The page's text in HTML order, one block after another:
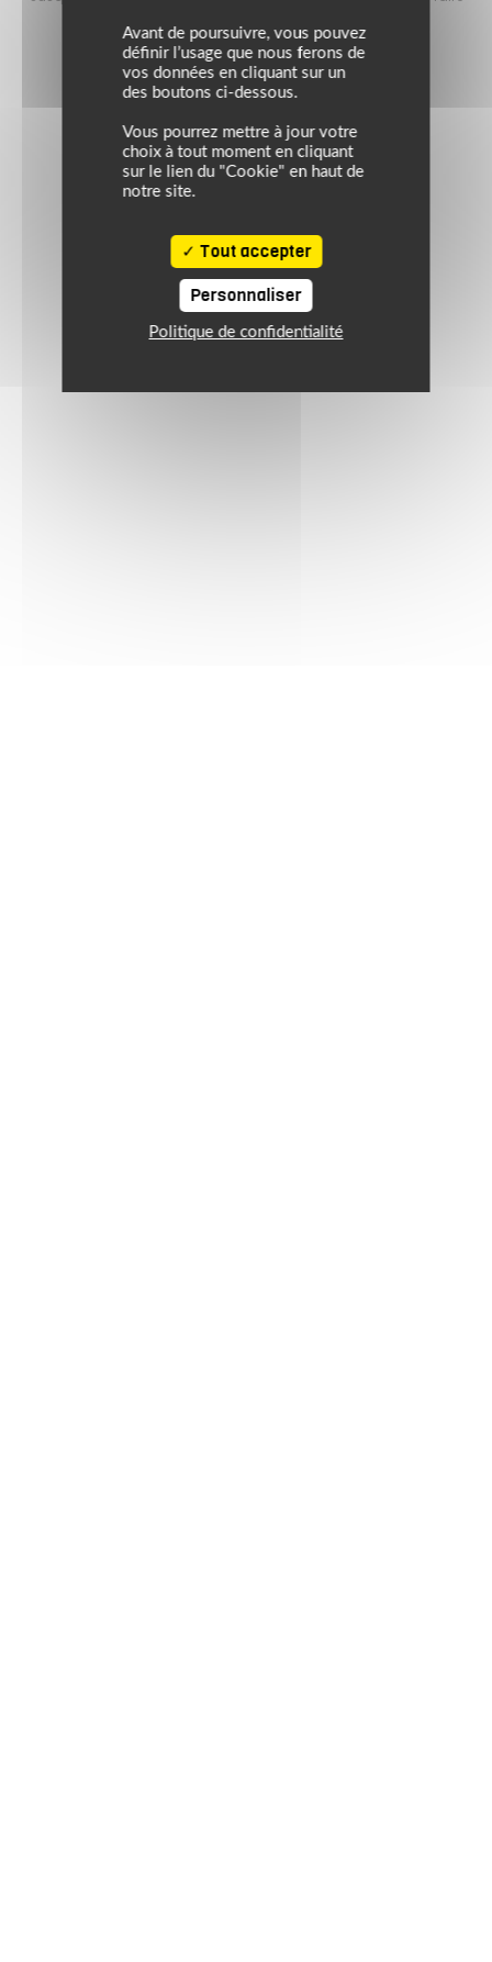
Avant de poursuivre, vous pouvez
définir l’usage que nous ferons de
vos données en cliquant sur un
des boutons ci-dessous.
Vous pourrez mettre à jour votre
choix à tout moment en cliquant
sur le lien du "Cookie" en haut de
notre site.
Tout accepter
Personnaliser
Politique de confidentialité